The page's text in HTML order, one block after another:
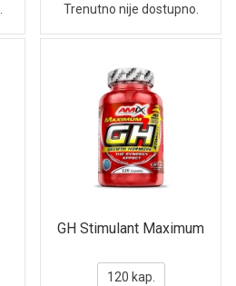
Trenutno nije dostupno.
GH Stimulant Maximum
120 kap.